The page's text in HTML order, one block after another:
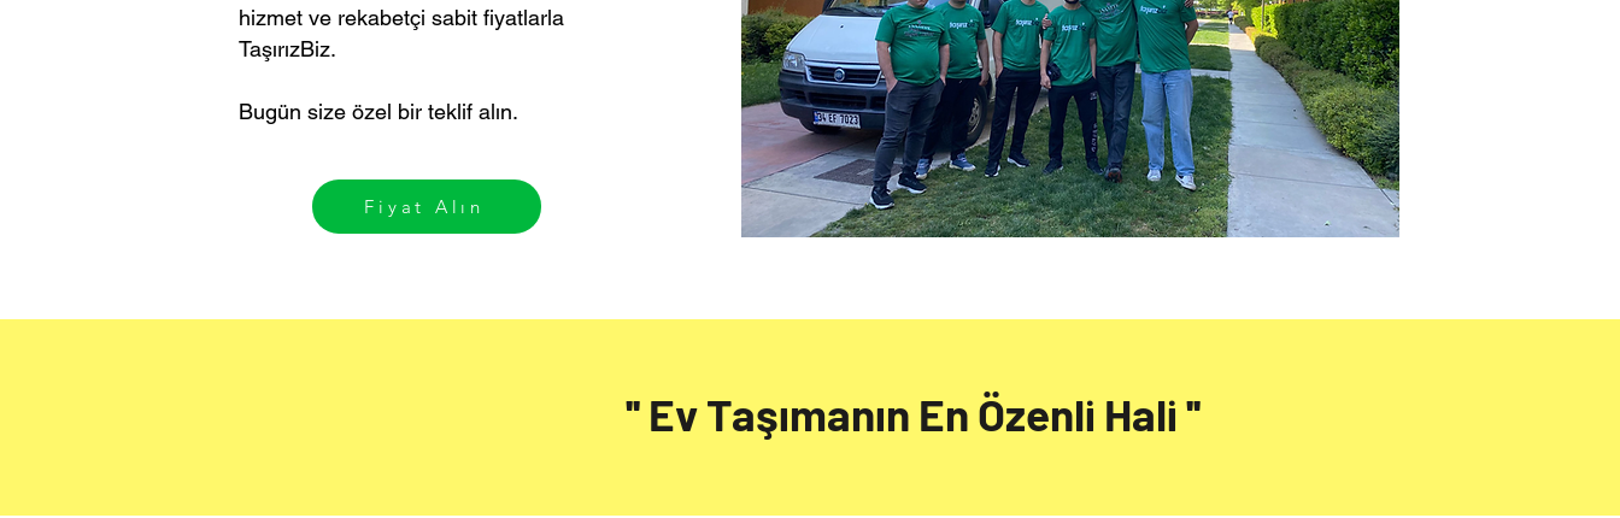
hizmet ve rekabetçi sabit fiyatlarla
TaşırızBiz.
Bugün size özel bir teklif alın.
Fiyat Alın
'' Ev Taşımanın En Özenli Hali ''